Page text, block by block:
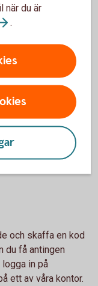
kontakta vår
Du kan också
dig med
men är utan
en personlig 5-
genom att kunna
inget annat
och skaffa en kod
du få antingen
in på
ett av våra kontor.
när du är
.